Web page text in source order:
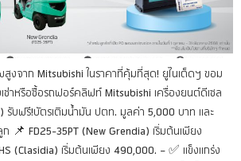
งจาก Mitsubishi ในราคาที่คุ้มที่สุด! ยูไนเต็ดฯ ขอม
ช่าหรือซื้อรถฟอร์คลิฟท์ Mitsubishi เครื่องยนต์ดีเซล
รับฟรี!บัตรเติมน้ำมัน ปตท. มูลค่า 5,000 บาท และ
ก 📌 FD25-35PT (New Grendia) เริ่มต้นเพียง
(Clasidia) เริ่มต้นเพียง 490,000. – ✅ แข็งแกร่ง